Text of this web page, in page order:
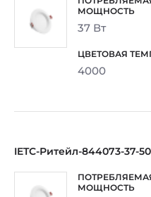
37 Вт
4000
IETC-Ритейл-844073-37-